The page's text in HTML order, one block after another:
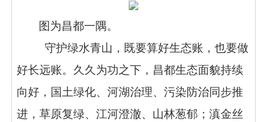
图为昌都一隅。
守护绿水青山，既要算好生态账，也要做
好长远账。久久为功之下，昌都生态面貌持续
向好，国土绿化、河湖治理、污染防治同步推
进，草原复绿、江河澄澈、山林葱郁；滇金丝